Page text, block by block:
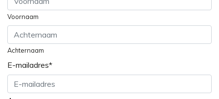
Voornaam
Achternaam
E-mailadres*